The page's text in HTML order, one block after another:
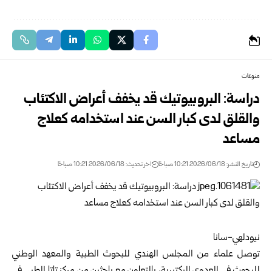
منوعات
دراسة: البروبيوتيك قد يخفف أعراض الاكتئاب
والقلق لدى كبار السن عند استخدامه كعلاج
مساعد
تاريخ النشر: 2026/06/18 10:21 صباحًا اخر تحديث: 2026/06/18 10:21 صباحًا
نيودلهي-سانا
توصل علماء من المجلس الهندي للبحوث الطبية والمعهد الوطني